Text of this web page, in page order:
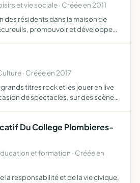
et vie sociale · Créée en 2011
des résidents dans la maison de
promouvoir et développer
· Créée en 2017
titres rock et les jouer en live
de spectacles, sur des scènes
Du College Plombieres-
et formation · Créée en
la responsabilité et de la vie civique,